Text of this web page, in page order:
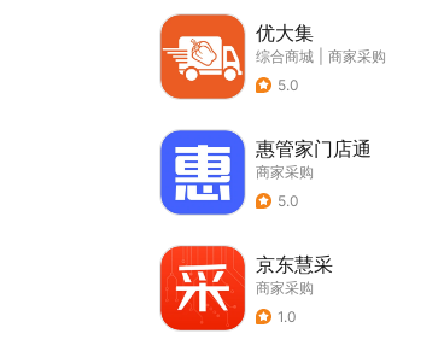
优大集
综合商城
商家采购
5.0
惠管家门店通
商家采购
5.0
京东慧采
商家采购
1.0